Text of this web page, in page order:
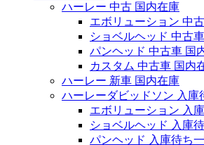
ハーレー 中古 国内在庫
エボリューション 中
ショベルヘッド 中古
パンヘッド 中古車 国
カスタム 中古車 国内
ハーレー 新車 国内在庫
ハーレーダビッドソン 入庫
エボリューション 入
ショベルヘッド 入庫
パンヘッド 入庫待ち